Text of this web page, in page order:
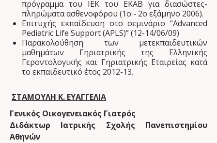
πρόγραμμα του ΙΕΚ του ΕΚΑΒ για διασώστες-
πληρώματα ασθενοφόρου (1ο - 2ο εξάμηνο 2006).
Επιτυχής εκπαίδευση στο σεμινάριο “Advanced
Pediatric Life Support (APLS)” (12-14/06/09)
Παρακολούθηση των μετεκπαιδευτικών
μαθημάτων Γηριατρικής της Ελληνικής
Γεροντολογικής και Γηριατρικής Εταιρείας κατά
το εκπαιδευτικό έτος 2012-13.
ΣΤΑΜΟΥΛΗ Κ. ΕΥΑΓΓΕΛΙΑ
Γενικός Οικογενειακός Γιατρός
Διδάκτωρ Ιατρικής Σχολής Πανεπιστημίου
Αθηνών